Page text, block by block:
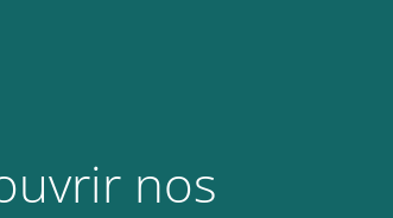
nos